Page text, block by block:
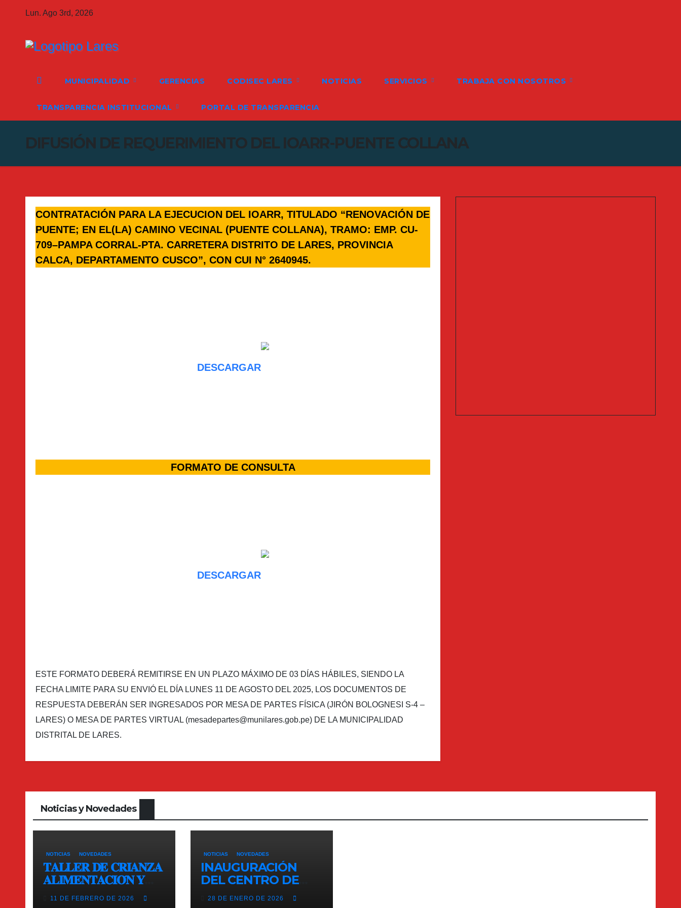
Lun. Ago 3rd, 2026
MUNICIPALIDAD GERENCIAS CODISEC LARES NOTICIAS SERVICIOS TRABAJA CON NOSOTROS
TRANSPARENCIA INSTITUCIONAL PORTAL DE TRANSPARENCIA
DIFUSIÓN DE REQUERIMIENTO DEL IOARR-PUENTE COLLANA
CONTRATACIÓN PARA LA EJECUCION DEL IOARR, TITULADO “RENOVACIÓN DE
PUENTE; EN EL(LA) CAMINO VECINAL (PUENTE COLLANA), TRAMO: EMP. CU-
709–PAMPA CORRAL-PTA. CARRETERA DISTRITO DE LARES, PROVINCIA
CALCA, DEPARTAMENTO CUSCO”, CON CUI N° 2640945.
DESCARGAR
FORMATO DE CONSULTA
DESCARGAR
ESTE FORMATO DEBERÁ REMITIRSE EN UN PLAZO MÁXIMO DE 03 DÍAS HÁBILES, SIENDO LA
FECHA LIMITE PARA SU ENVIÓ EL DÍA LUNES 11 DE AGOSTO DEL 2025, LOS DOCUMENTOS DE
RESPUESTA DEBERÁN SER INGRESADOS POR MESA DE PARTES FÍSICA (JIRÓN BOLOGNESI S-4 –
LARES) O MESA DE PARTES VIRTUAL (mesadepartes@munilares.gob.pe) DE LA MUNICIPALIDAD
DISTRITAL DE LARES.
Noticias y Novedades
NOTICIAS NOVEDADES
𝐓𝐀𝐋𝐋𝐄𝐑 𝐃𝐄 𝐂𝐑𝐈𝐀𝐍𝐙𝐀
𝐀𝐋𝐈𝐌𝐄𝐍𝐓𝐀𝐂𝐈𝐎́𝐍 𝐘
𝐒𝐀𝐍𝐈𝐃𝐀𝐃 𝐀𝐂𝐔𝐈́𝐂𝐎𝐋𝐀
11 DE FEBRERO DE 2026
NOTICIAS NOVEDADES
INAUGURACIÓN
DEL CENTRO DE
SALUD DE PRIMER
28 DE ENERO DE 2026